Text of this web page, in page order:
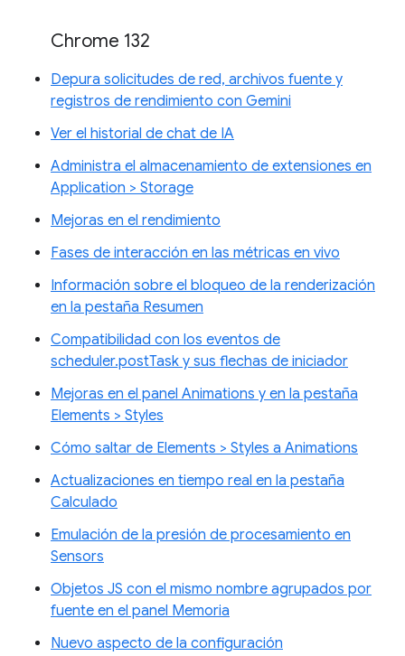
Chrome 132
Depura solicitudes de red, archivos fuente y
registros de rendimiento con Gemini
Ver el historial de chat de IA
Administra el almacenamiento de extensiones en
Application > Storage
Mejoras en el rendimiento
Fases de interacción en las métricas en vivo
Información sobre el bloqueo de la renderización
en la pestaña Resumen
Compatibilidad con los eventos de
scheduler.postTask y sus flechas de iniciador
Mejoras en el panel Animations y en la pestaña
Elements > Styles
Cómo saltar de Elements > Styles a Animations
Actualizaciones en tiempo real en la pestaña
Calculado
Emulación de la presión de procesamiento en
Sensors
Objetos JS con el mismo nombre agrupados por
fuente en el panel Memoria
Nuevo aspecto de la configuración